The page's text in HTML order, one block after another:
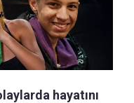
hayatını